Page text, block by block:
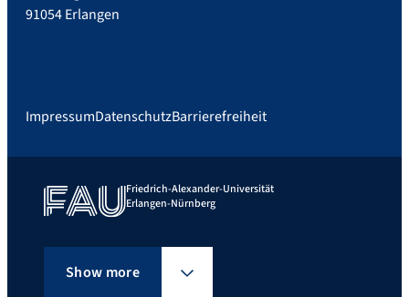
91054 Erlangen
ImpressumDatenschutzBarrierefreiheit
Friedrich-Alexander-Universität
Erlangen-Nürnberg
Show more